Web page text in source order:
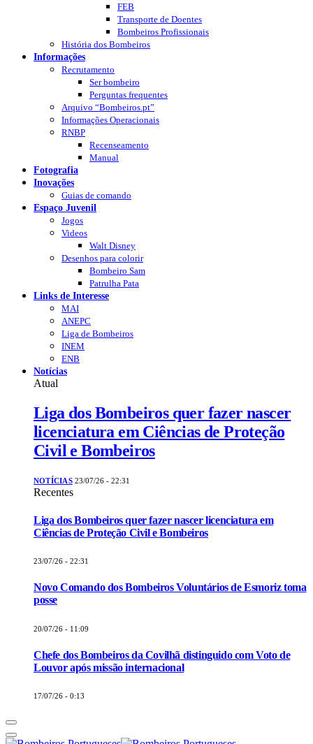
FEB
Transporte de Doentes
Bombeiros Profissionais
História dos Bombeiros
Informações
Recrutamento
Ser bombeiro
Perguntas frequentes
Arquivo “Bombeiros.pt”
Informações Operacionais
RNBP
Recenseamento
Manual
Fotografia
Inovações
Guias de comando
Espaço Juvenil
Jogos
Videos
Walt Disney
Desenhos para colorir
Bombeiro Sam
Patrulha Pata
Links de Interesse
MAI
ANEPC
Liga de Bombeiros
INEM
ENB
Notícias
Atual
Liga dos Bombeiros quer fazer nascer
licenciatura em Ciências de Proteção
Civil e Bombeiros
NOTÍCIAS 23/07/26 - 22:31
Recentes
Liga dos Bombeiros quer fazer nascer licenciatura em
Ciências de Proteção Civil e Bombeiros
23/07/26 - 22:31
Novo Comando dos Bombeiros Voluntários de Esmoriz toma
posse
20/07/26 - 11:09
Chefe dos Bombeiros da Covilhã distinguido com Voto de
Louvor após missão internacional
17/07/26 - 0:13